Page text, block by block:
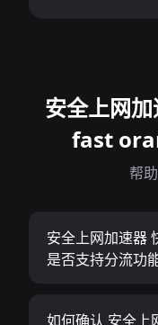
安全上网
fast
帮
安全上网加速器
是否支持分流功
如何确认 安全上